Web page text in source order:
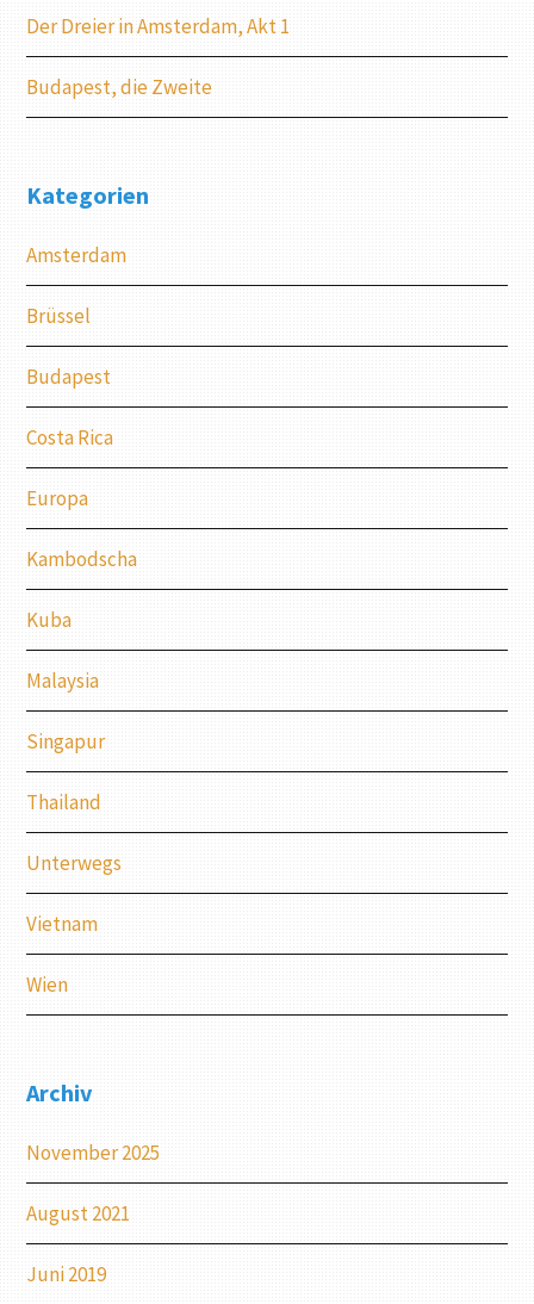
Der Dreier in Amsterdam, Akt 1
Budapest, die Zweite
Kategorien
Amsterdam
Brüssel
Budapest
Costa Rica
Europa
Kambodscha
Kuba
Malaysia
Singapur
Thailand
Unterwegs
Vietnam
Wien
Archiv
November 2025
August 2021
Juni 2019